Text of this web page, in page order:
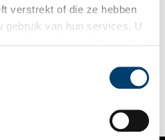
verstrekt of die ze hebben
gebruik van hun services. U
lievelingskleur
Museum de tentoonstelling
Geel kan
kleur – in kunstwerken
aangevuld met muziek,